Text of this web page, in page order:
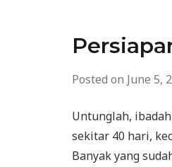
Posted on June 5,
Untunglah,
sekitar 40 hari,
Banyak yang